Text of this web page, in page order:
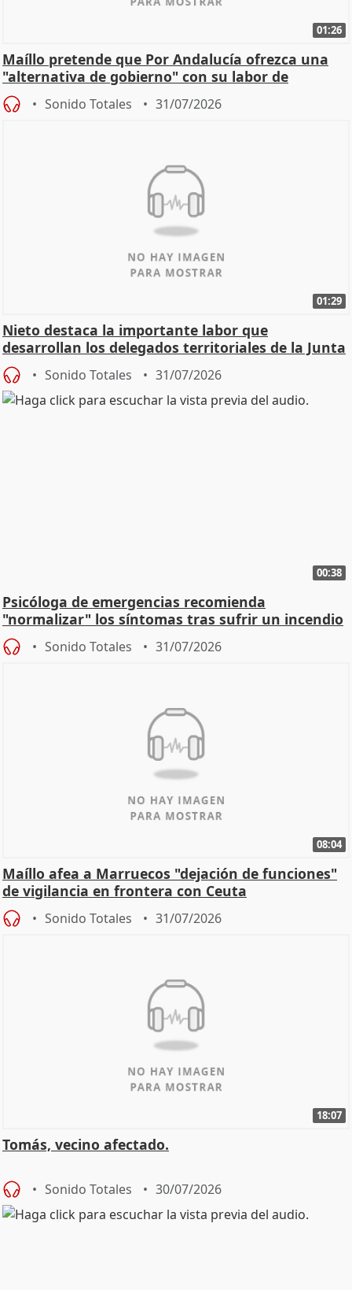
01:26
Maíllo pretende que Por Andalucía ofrezca una
"alternativa de gobierno" con su labor de
oposición
Sonido Totales 31/07/2026
01:29
Nieto destaca la importante labor que
desarrollan los delegados territoriales de la Junta
Sonido Totales 31/07/2026
00:38
Psicóloga de emergencias recomienda
"normalizar" los síntomas tras sufrir un incendio
Sonido Totales 31/07/2026
08:04
Maíllo afea a Marruecos "dejación de funciones"
de vigilancia en frontera con Ceuta
Sonido Totales 31/07/2026
18:07
Tomás, vecino afectado.
Sonido Totales 30/07/2026